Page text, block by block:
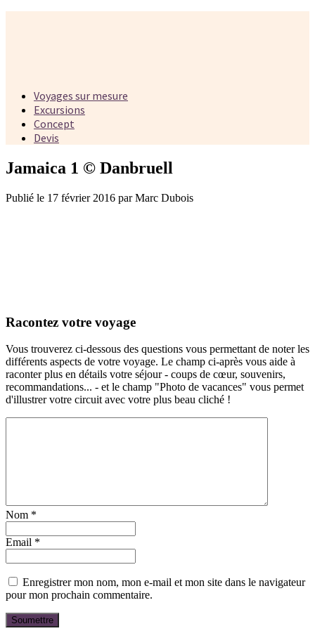
Voyages sur mesure
Excursions
Concept
Devis
Jamaica 1 © Danbruell
Publié le 17 février 2016 par Marc Dubois
Racontez votre voyage
Vous trouverez ci-dessous des questions vous permettant de noter les
différents aspects de votre voyage. Le champ ci-après vous aide à
raconter plus en détails votre séjour - coups de cœur, souvenirs,
recommandations... - et le champ "Photo de vacances" vous permet
d'illustrer votre circuit avec votre plus beau cliché !
Nom *
Email *
Enregistrer mon nom, mon e-mail et mon site dans le navigateur
pour mon prochain commentaire.